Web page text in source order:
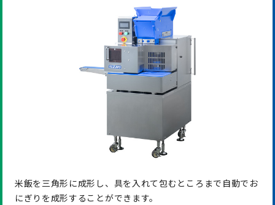
米飯を三角形に成形し、具を入れて包むところまで自動でお
にぎりを成形することができます。